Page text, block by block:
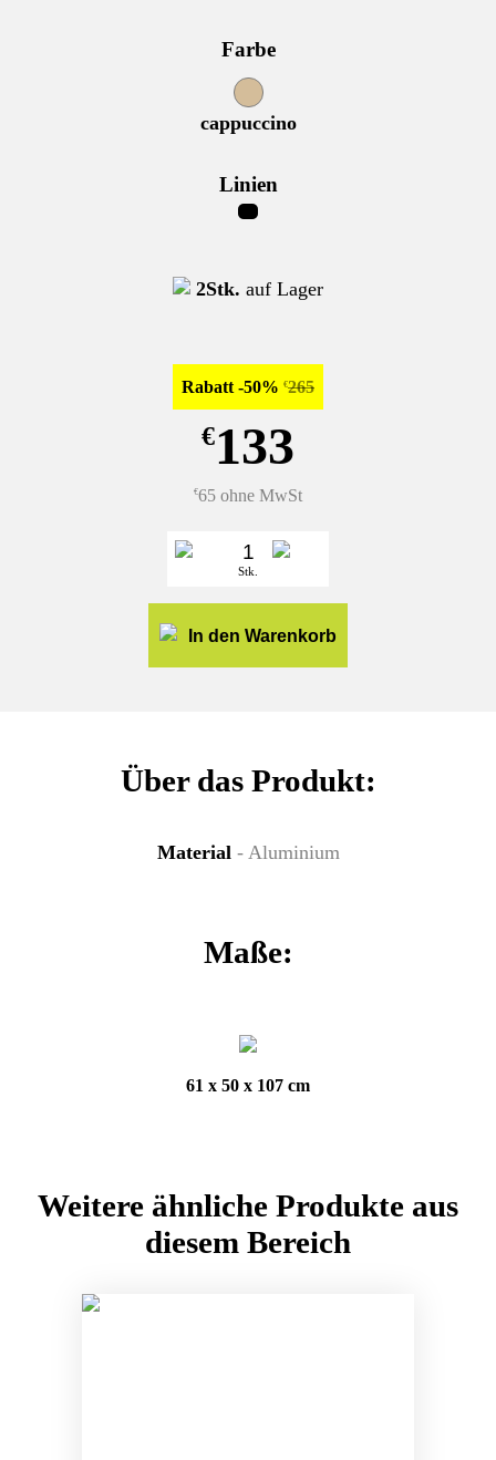
Farbe
cappuccino
Linien
2Stk. auf Lager
Rabatt -50% €265
€133
€65 ohne MwSt
Stk.
In den Warenkorb
Über das Produkt:
Material- Aluminium
Maße:
61 x 50 x 107 cm
Weitere ähnliche Produkte aus
diesem Bereich